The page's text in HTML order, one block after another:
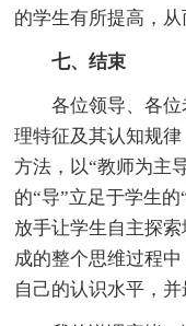
的学生有所提高，从
七、结束
各位领导、各位
理特征及其认知规
方法，以“教师为主
的“导”立足于学生
放手让学生自主探
成的整个思维过程
自己的认识水平，并